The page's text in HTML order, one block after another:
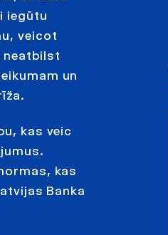
iegūtu
veicot
neatbilst
un
kas veic
kas
Banka